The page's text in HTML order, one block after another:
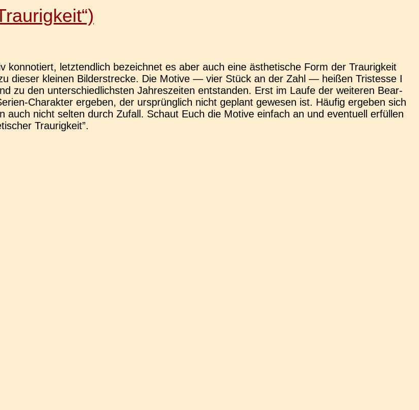
kon­no­tiert, letzt­end­lich bezeich­net es aber auch eine ästhe­ti­sche Form der Trau­rig­keit
dieser klei­nen Bil­der­stre­cke. Die Motive — vier Stück an der Zahl — heißen Tris­tesse I
zu den unter­schied­lichs­ten Jah­res­zei­ten ent­stan­den. Erst im Laufe der wei­te­ren Bear­
Cha­rak­­ter erge­ben, der ursprüng­lich nicht geplant gewe­sen ist. Häufig erge­ben sich
nicht selten durch Zufall. Schaut Euch die Motive ein­fach an und even­tu­ell erfül­len
Traurigkeit”.